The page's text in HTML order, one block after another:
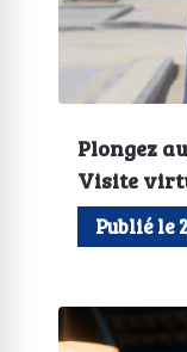
Plongez
Visite
Publié le